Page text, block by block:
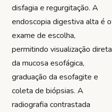
disfagia e regurgitação. A
endoscopia digestiva alta é o
exame de escolha,
permitindo visualização direta
da mucosa esofágica,
graduação da esofagite e
coleta de biópsias. A
radiografia contrastada